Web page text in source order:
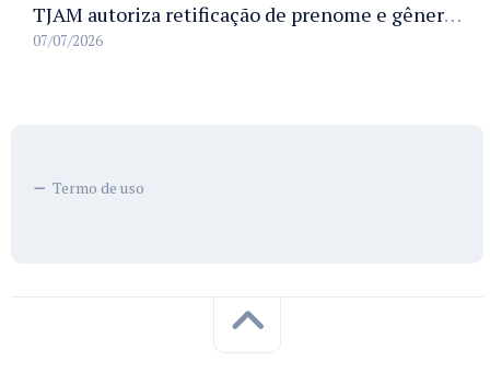
TJAM autoriza retificação de prenome e gênero em registros civis na Comarca de Benjamin Constant
07/07/2026
Termo de uso